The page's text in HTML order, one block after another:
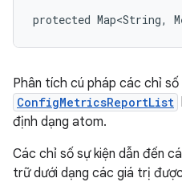
protected Map<String,
Phân tích cú pháp các chỉ số
ConfigMetricsReportList
định dạng atom.
Các chỉ số sự kiện dẫn đến
trữ dưới dạng các giá trị